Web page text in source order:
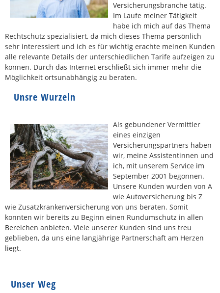
Versicherungsbranche tätig.
Im Laufe meiner Tätigkeit
habe ich mich auf das Thema
Rechtschutz spezialisiert, da mich dieses Thema persönlich
sehr interessiert und ich es für wichtig erachte meinen Kunden
alle relevante Details der unterschiedlichen Tarife aufzeigen zu
können. Durch das Internet erschließt sich immer mehr die
Möglichkeit ortsunabhängig zu beraten.
Unsre Wurzeln
Als gebundener Vermittler
eines einzigen
Versicherungspartners haben
wir, meine Assistentinnen und
ich, mit unserem Service im
September 2001 begonnen.
Unsere Kunden wurden von A
wie Autoversicherung bis Z
wie Zusatzkrankenversicherung von uns beraten. Somit
konnten wir bereits zu Beginn einen Rundumschutz in allen
Bereichen anbieten. Viele unserer Kunden sind uns treu
geblieben, da uns eine langjährige Partnerschaft am Herzen
liegt.
Unser Weg